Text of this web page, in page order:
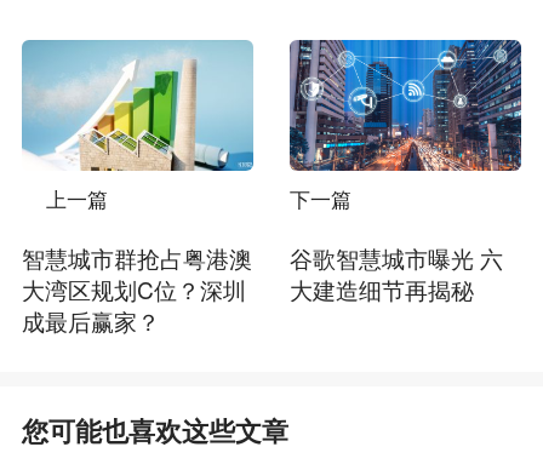
上一篇
智慧城市群抢占粤港澳
大湾区规划C位？深圳
成最后赢家？
下一篇
谷歌智慧城市曝光 六
大建造细节再揭秘
您可能也喜欢这些文章